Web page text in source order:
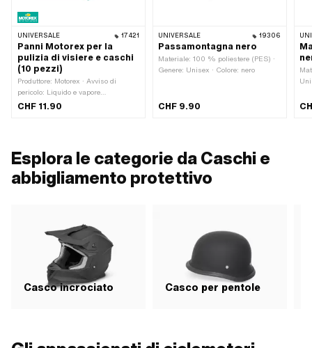
UNIVERSALE 17421
Panni Motorex per la
pulizia di visiere e caschi
(10 pezzi)
Produttore: Motorex · Avviso di
pericolo: Liquido e vapore
infiammabile · Avviso di pericolo:
Pittogramma di pericolo: GHS07 -
Attenzione, pericoloso · Area di
applicazione: Pulitore
CHF 11.90
UNIVERSALE 19306
Passamontagna nero
Materiale: 100 % poliestere (PES) ·
Genere: Unisex · Colore: nero
CHF 9.90
Esplora le categorie da Caschi e
abbigliamento protettivo
Casco incrociato Casco per pentole